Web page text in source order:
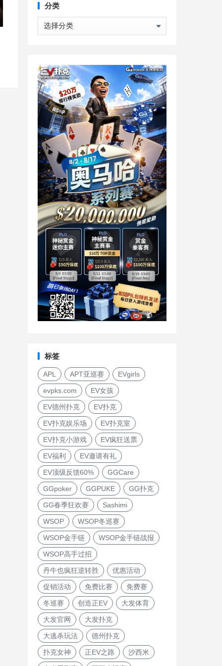
分类
分
类
标签
APL APT亚巡赛 EVgirls
evpks.com EV女孩
EV德州扑克 EV扑克
EV扑克娱乐场 EV扑克室
EV扑克小游戏 EV疯狂送票
EV福利 EV邀请有礼
EV顶级反馈60% GGCare
GGpoker GGPUKE GG扑克
GG春季狂欢赛 Sashimi
WSOP WSOP冬巡赛
WSOP金手链 WSOP金手链战报
WSOP高手过招
丹牛也疯狂逆转胜 优惠活动
促销活动 免费比赛 免费赛
冬巡赛 创造正EV 大发体育
大发官网 大发扑克
大逃杀玩法 德州扑克
扑克女神 正EV之路 沙西米